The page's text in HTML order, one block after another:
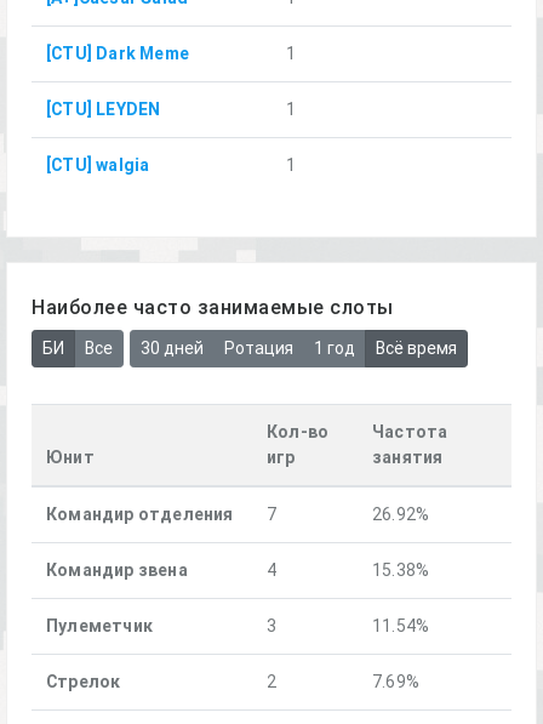
[CTU] Dark Meme 1
[CTU] LEYDEN 1
[CTU] walgia 1
Наиболее часто занимаемые слоты
БИ Все 30 дней Ротация 1 год Всё время
Юнит
Кол-во
игр
Частота
занятия
Командир отделения 7 26.92%
Командир звена 4 15.38%
Пулеметчик 3 11.54%
Стрелок 2 7.69%